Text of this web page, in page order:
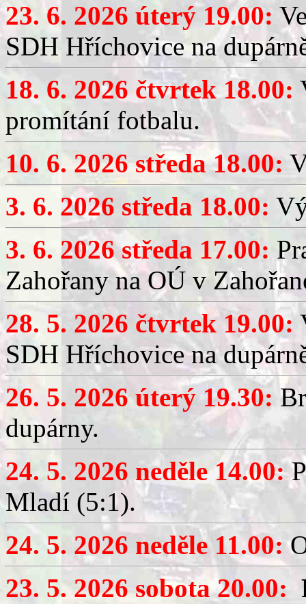
23. 6. 2026 úterý 19.00:
SDH Hříchovice na
18. 6. 2026 čtvrtek 18.00:
promítání fotbalu.
10. 6. 2026 středa 18.00:
3. 6. 2026 středa 18.00:
3. 6. 2026 středa 17.00:
Zahořany na OÚ v
28. 5. 2026 čtvrtek 19.00:
SDH Hříchovice na
26. 5. 2026 úterý 19.30:
dupárny.
24. 5. 2026 neděle 14.00:
Mladí (5:1).
24. 5. 2026 neděle 11.00:
23. 5. 2026 sobota 20.00: